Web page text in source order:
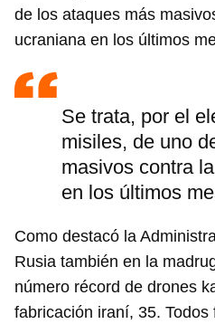
Guardar como favorito
Para poder guardar como
iniciar sesión con tu cuenta
de los ataques más
ucraniana en los últimos
Se trata, por el
misiles, de uno
masivos contra
en los últimos
Como destacó la
Rusia también en la
número récord de drones
fabricación iraní, 35.